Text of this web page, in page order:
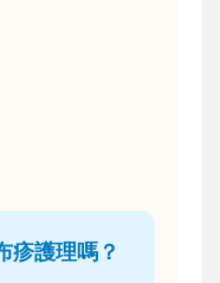
疹護理嗎？